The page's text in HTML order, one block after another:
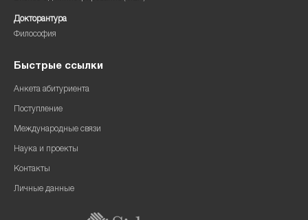
Докторантура
Философия
Быстрые ссылки
Анкета абитуриента
Поступление
Международные связи
Наука и проекты
Контакты
Личные данные